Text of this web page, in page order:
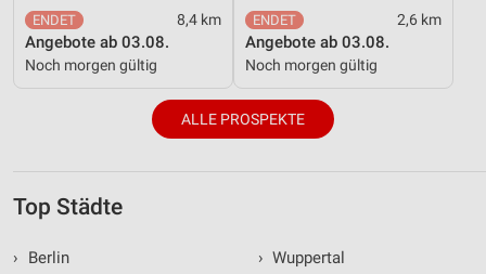
8,4 km
Angebote ab 03.08.
Noch morgen gültig
2,6 km
Angebote ab 03.08.
Noch morgen gültig
ALLE PROSPEKTE
Top Städte
›
Berlin
› Wuppertal